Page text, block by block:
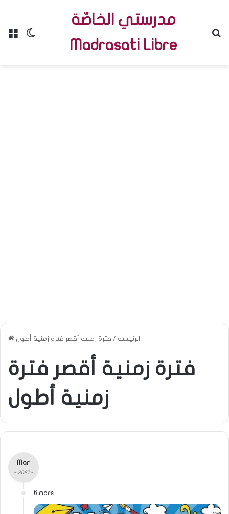
Menu
مدرستي الخاصّة
Madrasati Libre
الرئيسية / فترة زمنية أقصر فترة زمنية أطول
فترة زمنية أقصر فترة
زمنية أطول
Mar
- 2021 -
6 mars